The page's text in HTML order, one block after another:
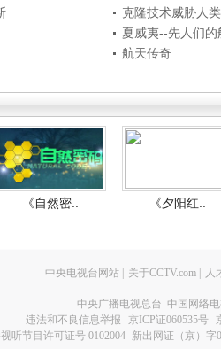
克隆技术威胁人
夏威夷--先人们的
航天传奇
《自然密.. 《夕阳红..
中央电视台网站 | 关于CCTV.com | 人
中央广播电视总台 中国网络
违法和不良信息举报
京ICP证060535号
听节目许可证号 0102004 新出网证（京）